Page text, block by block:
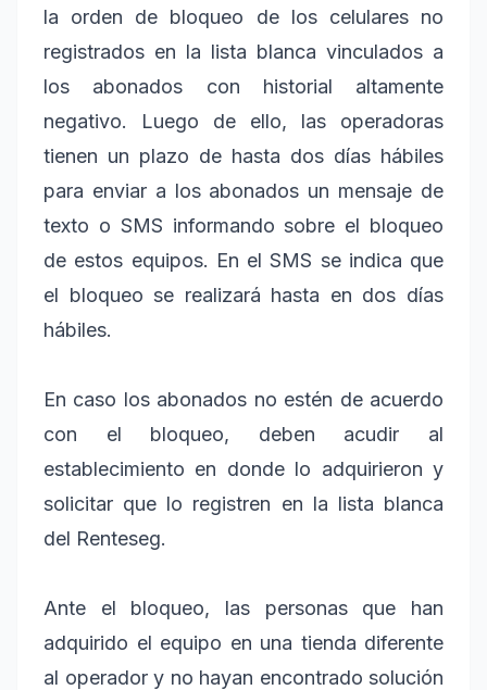
la orden de bloqueo de los celulares no
registrados en la lista blanca vinculados a
los abonados con historial altamente
negativo. Luego de ello, las operadoras
tienen un plazo de hasta dos días hábiles
para enviar a los abonados un mensaje de
texto o SMS informando sobre el bloqueo
de estos equipos. En el SMS se indica que
el bloqueo se realizará hasta en dos días
hábiles.
En caso los abonados no estén de acuerdo
con el bloqueo, deben acudir al
establecimiento en donde lo adquirieron y
solicitar que lo registren en la lista blanca
del Renteseg.
Ante el bloqueo, las personas que han
adquirido el equipo en una tienda diferente
al operador y no hayan encontrado solución